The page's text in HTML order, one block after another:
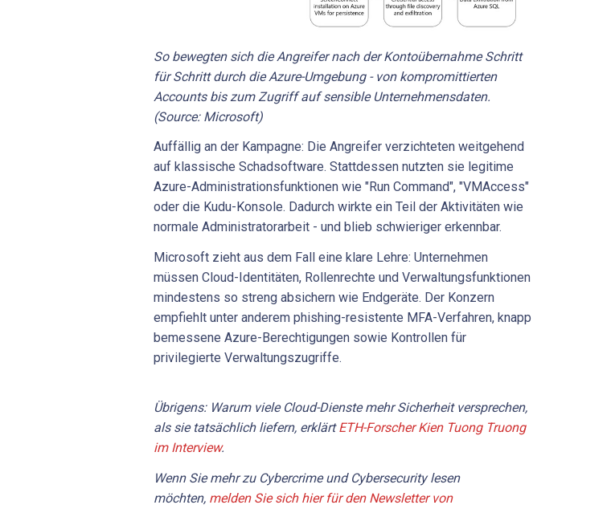
So bewegten sich die Angreifer nach der Kontoübernahme Schritt
für Schritt durch die Azure-Umgebung - von kompromittierten
Accounts bis zum Zugriff auf sensible Unternehmensdaten.
(Source: Microsoft)
Auffällig an der Kampagne: Die Angreifer verzichteten weitgehend
auf klassische Schadsoftware. Stattdessen nutzten sie legitime
Azure-Administrationsfunktionen wie "Run Command", "VMAccess"
oder die Kudu-Konsole. Dadurch wirkte ein Teil der Aktivitäten wie
normale Administratorarbeit - und blieb schwieriger erkennbar.
Microsoft zieht aus dem Fall eine klare Lehre: Unternehmen
müssen Cloud-Identitäten, Rollenrechte und Verwaltungsfunktionen
mindestens so streng absichern wie Endgeräte. Der Konzern
empfiehlt unter anderem phishing-resistente MFA-Verfahren, knapp
bemessene Azure-Berechtigungen sowie Kontrollen für
privilegierte Verwaltungszugriffe.
Übrigens: Warum viele Cloud-Dienste mehr Sicherheit versprechen,
als sie tatsächlich liefern, erklärtETH-Forscher Kien Tuong Truong
im Interview.
Wenn Sie mehr zu Cybercrime und Cybersecurity lesen
möchten, melden Sie sich hier für den Newsletter von